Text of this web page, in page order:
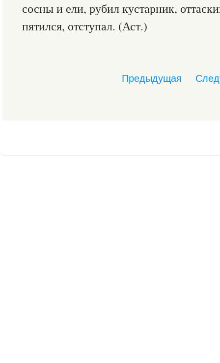
сосны и ели, рубил кустарник,
пятился, отступал. (Аст.)
Предыдущая